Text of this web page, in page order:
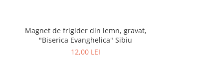
Magnet de frigider din lemn, gravat,
"Biserica Evanghelica" Sibiu
12,00 LEI